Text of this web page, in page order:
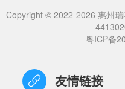
Copyright © 2022-2026 惠州瑞
粤ICP备
友情链接